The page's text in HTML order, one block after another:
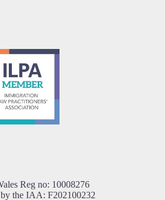
Reg no: 10008276
the IAA: F202100232